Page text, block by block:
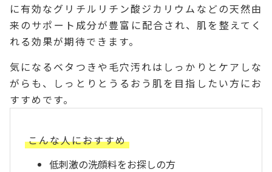
に有効なグリチルリチン酸ジカリウムなどの天然由
来のサポート成分が豊富に配合され、肌を整えてく
れる効果が期待できます。
気になるベタつきや毛穴汚れはしっかりとケアしな
がらも、しっとりとうるおう肌を目指したい方にお
すすめです。
こんな人におすすめ
低刺激の洗顔料をお探しの方